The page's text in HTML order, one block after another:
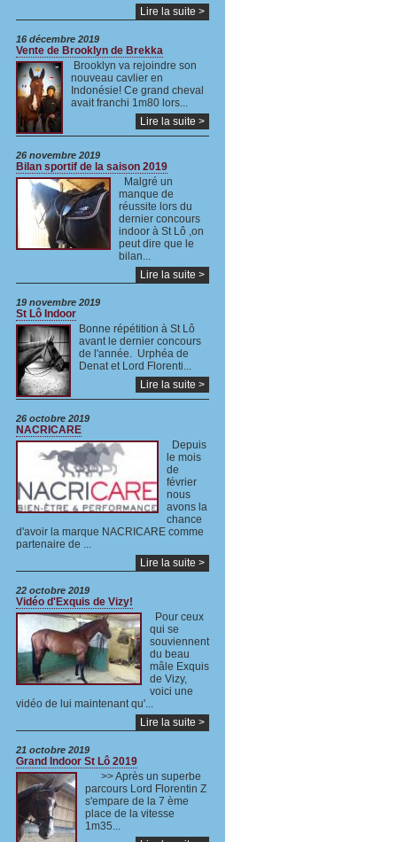
Lire la suite >
16 décembre 2019
Vente de Brooklyn de Brekka
Brooklyn va rejoindre son
nouveau cavlier en
Indonésie! Ce grand cheval
avait franchi 1m80 lors...
Lire la suite >
26 novembre 2019
Bilan sportif de la saison 2019
Malgré un
manque de
réussite lors du
dernier concours
indoor à St Lô ,on
peut dire que le
bilan...
Lire la suite >
19 novembre 2019
St Lô Indoor
Bonne répétition à St Lô
avant le dernier concours
de l'année. Urphéa de
Denat et Lord Florenti...
Lire la suite >
26 octobre 2019
NACRICARE
Depuis
le mois
de
février
nous
avons la
chance
d'avoir la marque NACRICARE comme
partenaire de ...
Lire la suite >
22 octobre 2019
Vidéo d'Exquis de Vizy!
Pour ceux
qui se
souviennent
du beau
mâle Exquis
de Vizy,
voici une
vidéo de lui maintenant qu'...
Lire la suite >
21 octobre 2019
Grand Indoor St Lô 2019
>> Après un superbe
parcours Lord Florentin Z
s'empare de la 7 ème
place de la vitesse
1m35...